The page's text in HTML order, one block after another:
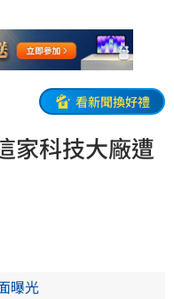
看新聞換好禮
科技大廠遭
曝光